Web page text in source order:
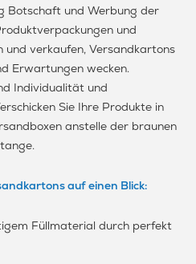
Botschaft und Werbung der
und
und verkaufen, Versandkartons
Erwartungen wecken.
Individualität und
Sie Ihre Produkte in
anstelle der braunen
auf einen Blick:
Füllmaterial durch perfekt